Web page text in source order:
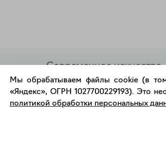
Современное искусство
онлайн
Мы обрабатываем файлы cookie (в
«Яндекс», ОГРН 1027700229193). Это
политикой обработки персональных